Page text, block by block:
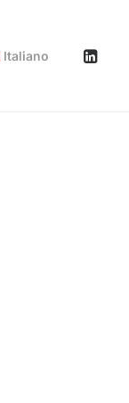
Italiano